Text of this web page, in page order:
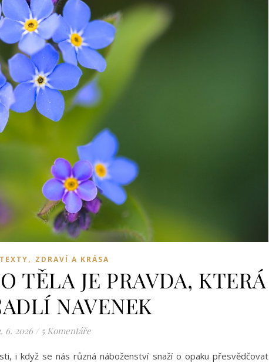
, ZDRAVÍ A KRÁSA
TĚLA JE PRAVDA, KTERÁ
NAVENEK
6. 2026 / 5 Komentáře
i když se nás různá náboženství snaží o opaku přesvědčovat